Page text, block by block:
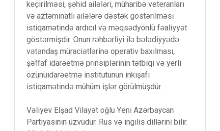
keçirilməsi, şəhid ailələri, müharibə veteranları
və aztəminatlı ailələrə dəstək göstərilməsi
istiqamətində ardıcıl və məqsədyönlü fəaliyyət
göstərmişdir. Onun rəhbərliyi ilə bələdiyyədə
vətəndaş müraciətlərinə operativ baxılması,
şəffaf idarəetmə prinsiplərinin tətbiqi və yerli
özünüidarəetmə institutunun inkişafı
istiqamətində mühüm işlər görülmüşdür.
Vəliyev Elşad Vilayət oğlu Yeni Azərbaycan
Partiyasının üzvüdür. Rus və ingilis dillərini bilir.